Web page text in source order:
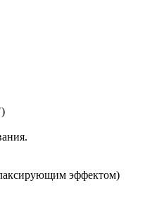
эффектом)